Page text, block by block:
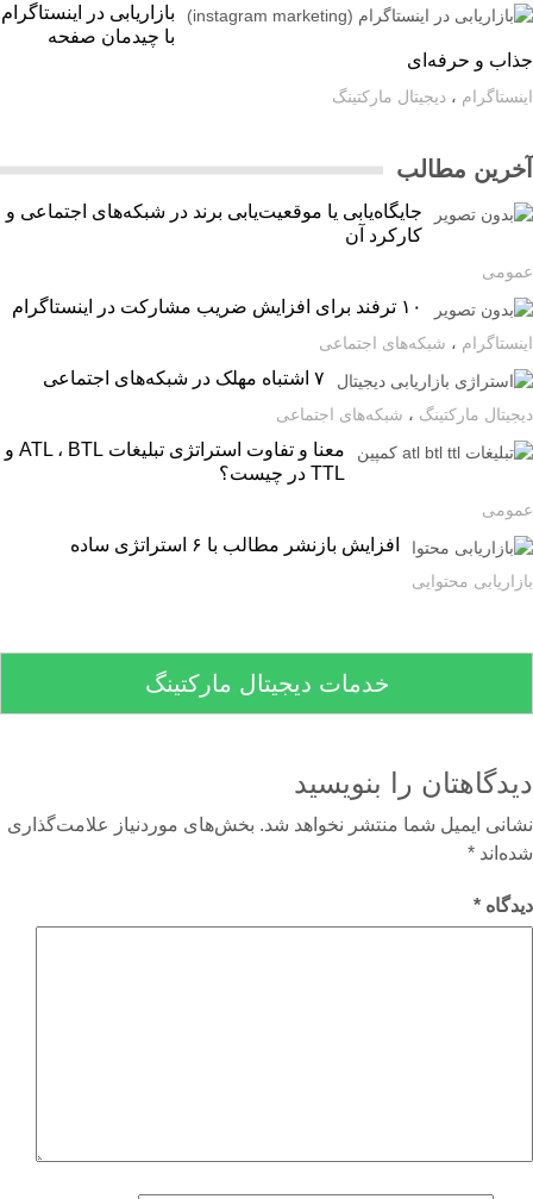
بازاریابی در اینستاگرام
با چیدمان صفحه
و حرفه‌ای
،دیجیتال مارکتینگ
مطالب
جایگاه‌یابی یا موقعیت‌یابی برند در شبکه‌های اجتماعی و
کارکرد آن
۱۰ ترفند برای افزایش ضریب مشارکت در اینستاگرام
،شبکه‌های اجتماعی
مارکتینگ،شبکه‌های اجتماعی
معنا و تفاوت استراتژی تبلیغات ATL ، BTL و
TTL در چیست؟
افزایش بازنشر مطالب با ۶ استراتژی ساده
محتوایی
خدمات دیجیتال مارکتینگ
را بنویسید
ایمیل شما منتشر نخواهد شد. بخش‌های موردنیاز علامت‌گذاری
*
*